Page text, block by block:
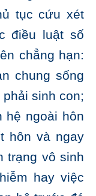
tục cứu xét
điều luật số
chẳng hạn:
chung sống
sinh con;
hệ ngoài hôn
hôn và ngay
trạng vô sinh
hay việc